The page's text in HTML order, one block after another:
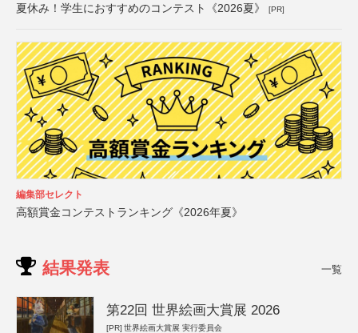
夏休み！学生におすすめのコンテスト《2026夏》 [PR]
編集部セレクト
高額賞金コンテストランキング《2026年夏》
結果発表 一覧
第22回 世界絵画大賞展 2026
[PR] 世界絵画大賞展 実行委員会